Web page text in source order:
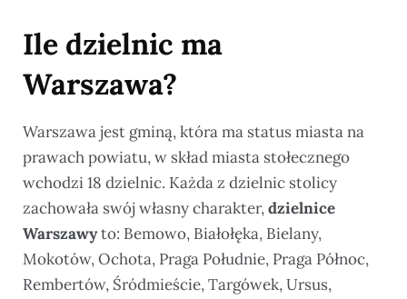
Ile dzielnic ma
Warszawa?
Warszawa jest gminą, która ma status miasta na
prawach powiatu, w skład miasta stołecznego
wchodzi 18 dzielnic. Każda z dzielnic stolicy
zachowała swój własny charakter,dzielnice
Warszawyto: Bemowo, Białołęka, Bielany,
Mokotów, Ochota, Praga Południe, Praga Północ,
Rembertów, Śródmieście, Targówek, Ursus,